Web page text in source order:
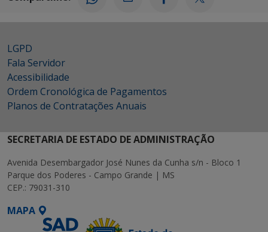
LGPD
Fala Servidor
Acessibilidade
Ordem Cronológica de Pagamentos
Planos de Contratações Anuais
SECRETARIA DE ESTADO DE ADMINISTRAÇÃO
Avenida Desembargador José Nunes da Cunha s/n - Bloco 1
Parque dos Poderes - Campo Grande | MS
CEP.: 79031-310
MAPA